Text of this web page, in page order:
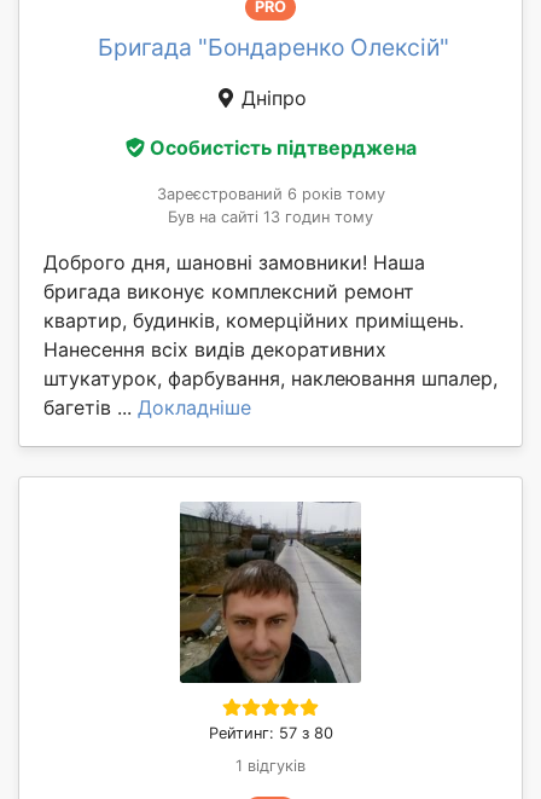
PRO
Бригада "Бондаренко Олексій"
Дніпро
Особистість підтверджена
Зареєстрований 6 років тому
Був на сайті 13 годин тому
Доброго дня, шановні замовники! Наша
бригада виконує комплексний ремонт
квартир, будинків, комерційних приміщень.
Нанесення всіх видів декоративних
штукатурок, фарбування, наклеювання шпалер,
багетів ... Докладніше
Рейтинг: 57 з 80
1 відгуків